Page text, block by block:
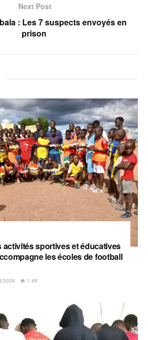
Next Post
: Les 7 suspects envoyés en
prison
activités sportives et éducatives
les écoles de football
2026 1.4K